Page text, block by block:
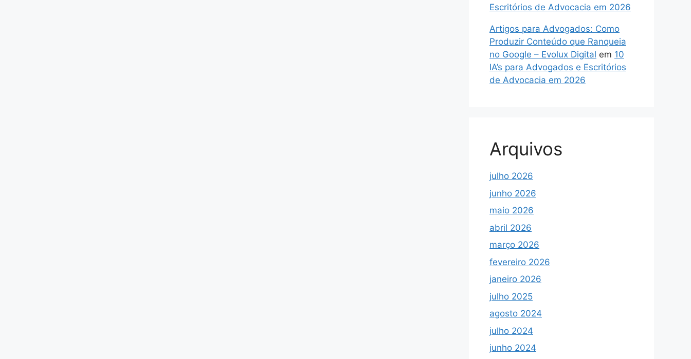
Escritórios de Advocacia em 2026
Artigos para Advogados: Como
Produzir Conteúdo que Ranqueia
no Google – Evolux Digital em 10
IA’s para Advogados e Escritórios
de Advocacia em 2026
Arquivos
julho 2026
junho 2026
maio 2026
abril 2026
março 2026
fevereiro 2026
janeiro 2026
julho 2025
agosto 2024
julho 2024
junho 2024